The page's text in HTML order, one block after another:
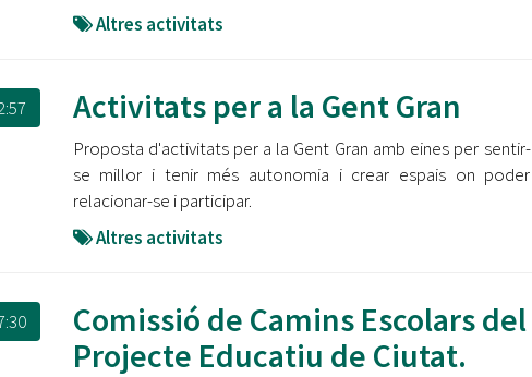
Altres activitats
Activitats per a la Gent Gran
Proposta d'activitats per a la Gent Gran amb eines per sentir-
se millor i tenir més autonomia i crear espais on poder
relacionar-se i participar.
Altres activitats
Comissió de Camins Escolars del
Projecte Educatiu de Ciutat.